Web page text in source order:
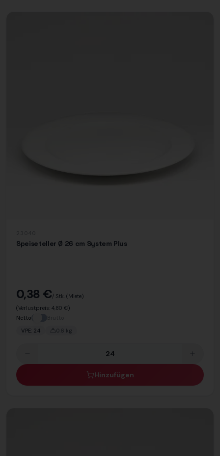
Speiseteller Ø 26 cm System Plus
0,38 €/ Stk.(Miete)
(Verlustpreis: 4,80 €)
Netto
VPE: 24 0.6 kg
Hinzufügen